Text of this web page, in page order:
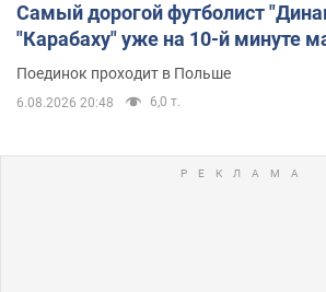
Самый дорогой футболист
"Карабаху" уже на 10-й минуте
Поединок проходит в Польше
6.08.2026 20:48 6,0 т.